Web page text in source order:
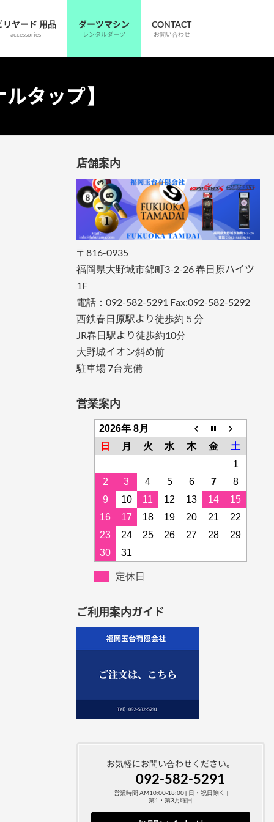
リヤード 用品
accessories
ダーツマシン
レンタルダーツ
CONTACT
お問い合わせ
タップ】
店舗案内
〒816-0935
福岡県大野城市錦町3-2-26 春日原ハイツ
1F
電話：092-582-5291 Fax:092-582-5292
西鉄春日原駅より徒歩約５分
JR春日駅より徒歩約10分
大野城イオン斜め前
駐車場 7台完備
営業案内
2026年 8月
日
月 火 水 木 金
土
1
2
3 4 5 6 7
8
9
10 11 12 13 14
15
16
17 18 19 20 21
22
23
24 25 26 27 28
29
30
31
定休日
ご利用案内ガイド
お気軽にお問い合わせください。
092-582-5291
営業時間 AM10:00-18:00 [ 日・祝日除く ]
第1・第3月曜日